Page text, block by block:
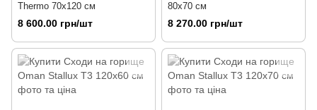
Thermo 70х120 см
8 600.00 грн/шт
80х70 см
8 270.00 грн/шт